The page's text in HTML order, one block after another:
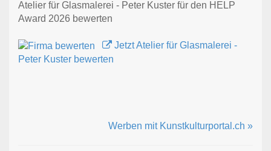
Atelier für Glasmalerei - Peter Kuster für den HELP
Award 2026 bewerten
Jetzt Atelier für Glasmalerei -
Peter Kuster bewerten
Werben mit Kunstkulturportal.ch »